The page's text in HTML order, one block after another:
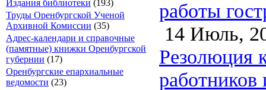
Издания библиотеки (193)
Труды Оренбургской Ученой
Архивной Комиссии (35)
Адрес-календари и справочные
(памятные) книжки Оренбургской
губернии (17)
Оренбургские епархиальные
ведомости (23)
работы
14 Июль,
Резолюция
работников